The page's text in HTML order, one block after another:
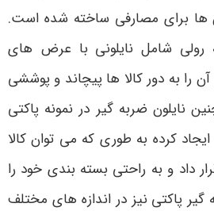
ها برای مصارفی ساخته شده است.
رولی شامل نایلونی با عرض های
را به دور کالا ها پیچاند و پوششی
نایلون ضربه گیر در نمونه پاکتی
ایجاد کرده به طوری که می‌ توان کالا
داد و به راحتی بسته‌ بندی خود را
گیر پاکتی نیز در اندازه‌ های مختلف